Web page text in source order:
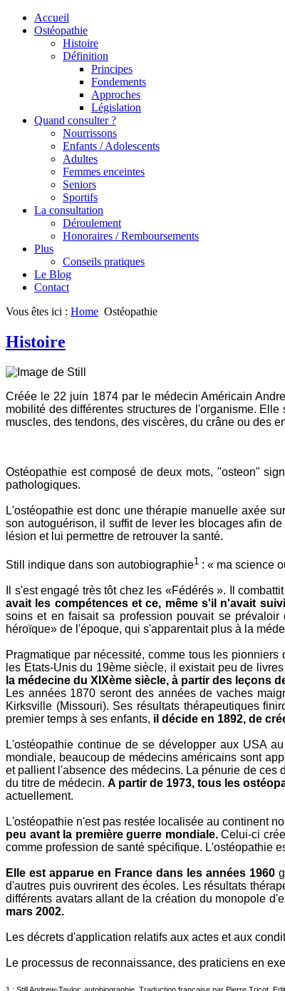
Accueil
Ostéopathie
Histoire
Définition
Principes
Fondements
Approches
Législation
Quand consulter ?
Nourrissons
Enfants / Adolescents
Adultes
Femmes enceintes
Seniors
Sportifs
La consultation
Déroulement
Honoraires / Remboursements
Plus
Conseils pratiques
Le Blog
Contact
Vous êtes ici : Home Ostéopathie
Histoire
Créée le 22 juin 1874 par le médecin Américain
mobilité des différentes structures de l'organisme.
muscles, des tendons, des viscères, du crâne ou des
Ostéopathie est composé de deux mots, "osteon"
pathologiques.
L'ostéopathie est donc une thérapie manuelle axée
son autoguérison, il suffit de lever les blocages afin
lésion et lui permettre de retrouver la santé.
Still indique dans son autobiographie1 : « ma science
Il s'est engagé très tôt chez les «Fédérés ». Il
avait les compétences et ce, même s'il n'avait
soins et en faisait sa profession pouvait se
héroïque» de l'époque, qui s'apparentait plus à la
Pragmatique par nécessité, comme tous les
les Etats-Unis du 19ème siècle, il existait peu de
la médecine du XIXème siècle, à partir des leçons
Les années 1870 seront des années de vaches
Kirksville (Missouri). Ses résultats thérapeutiques
premier temps à ses enfants, il décide en 1892, de
L'ostéopathie continue de se développer aux USA
mondiale, beaucoup de médecins américains sont
et pallient l'absence des médecins. La pénurie de ces
du titre de médecin. A partir de 1973, tous les
actuellement.
L'ostéopathie n'est pas restée localisée au continent
peu avant la première guerre mondiale.Celui-ci
comme profession de santé spécifique. L'ostéopathie
Elle est apparue en France dans les années 1960
d'autres puis ouvrirent des écoles. Les résultats
différents avatars allant de la création du monopole
mars 2002.
Les décrets d'application relatifs aux actes et aux
Le processus de reconnaissance, des praticiens en